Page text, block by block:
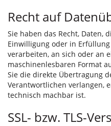
Recht auf
Sie haben das Recht, Daten,
Einwilligung oder in
verarbeiten, an sich oder an
maschinenlesbaren Format
Sie die direkte Übertragung
Verantwortlichen verlangen,
technisch machbar ist.
SSL- bzw. TLS-